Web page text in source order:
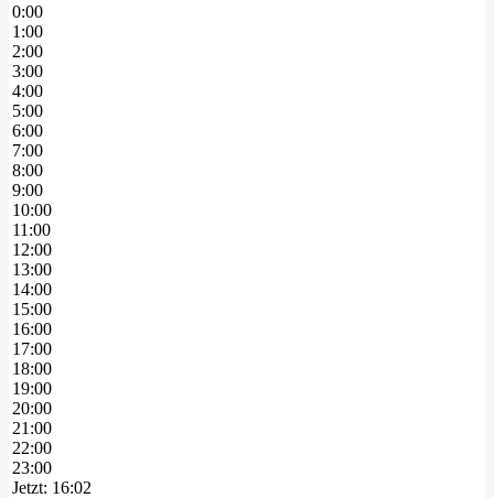
0:00
1:00
2:00
3:00
4:00
5:00
6:00
7:00
8:00
9:00
10:00
11:00
12:00
13:00
14:00
15:00
16:00
17:00
18:00
19:00
20:00
21:00
22:00
23:00
Jetzt: 16:02